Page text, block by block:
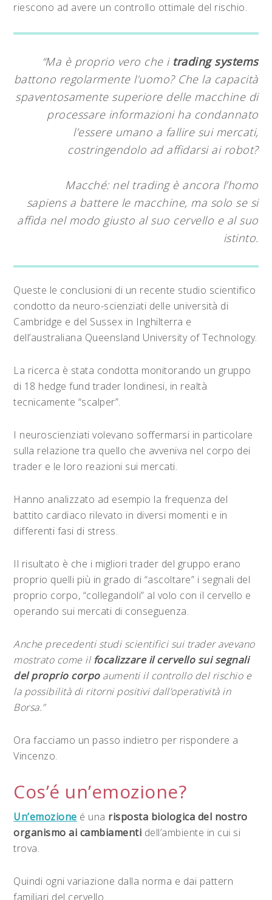
riescono ad avere un controllo ottimale del rischio.
“Ma è proprio vero che i trading systems
battono regolarmente l’uomo? Che la capacità
spaventosamente superiore delle macchine di
processare informazioni ha condannato
l’essere umano a fallire sui mercati,
costringendolo ad affidarsi ai robot?
Macché: nel trading è ancora l’homo
sapiens a battere le macchine, ma solo se si
affida nel modo giusto al suo cervello e al suo
istinto.
Queste le conclusioni di un recente studio scientifico
condotto da neuro-scienziati delle università di
Cambridge e del Sussex in Inghilterra e
dell’australiana Queensland University of Technology.
La ricerca è stata condotta monitorando un gruppo
di 18 hedge fund trader londinesi, in realtà
tecnicamente “scalper”.
I neuroscienziati volevano soffermarsi in particolare
sulla relazione tra quello che avveniva nel corpo dei
trader e le loro reazioni sui mercati.
Hanno analizzato ad esempio la frequenza del
battito cardiaco rilevato in diversi momenti e in
differenti fasi di stress.
Il risultato è che i migliori trader del gruppo erano
proprio quelli più in grado di “ascoltare” i segnali del
proprio corpo, “collegandoli” al volo con il cervello e
operando sui mercati di conseguenza.
Anche precedenti studi scientifici sui trader avevano
mostrato come il focalizzare il cervello sui segnali
del proprio corpoaumenti il controllo del rischio e
la possibilità di ritorni positivi dall’operatività in
Borsa.”
Ora facciamo un passo indietro per rispondere a
Vincenzo.
Cos’é un’emozione?
Un’emozione é una risposta biologica del nostro
organismo ai cambiamenti dell’ambiente in cui si
trova.
Quindi ogni variazione dalla norma e dai pattern
familiari del cervello.